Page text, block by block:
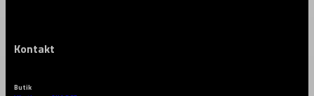
Kontakt
Butik